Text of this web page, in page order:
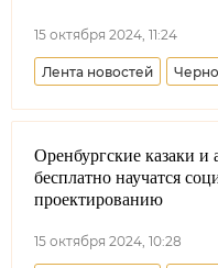
15 октября 2024, 11:24
Лента новостей
Республика Крым
Оренбургские казаки и
бесплатно научатся
проектированию
15 октября 2024, 10:28